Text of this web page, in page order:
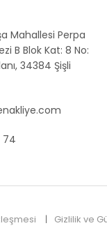
Mahallesi Perpa
B Blok Kat: 8 No:
34384 Şişli
74
Gizlilik ve